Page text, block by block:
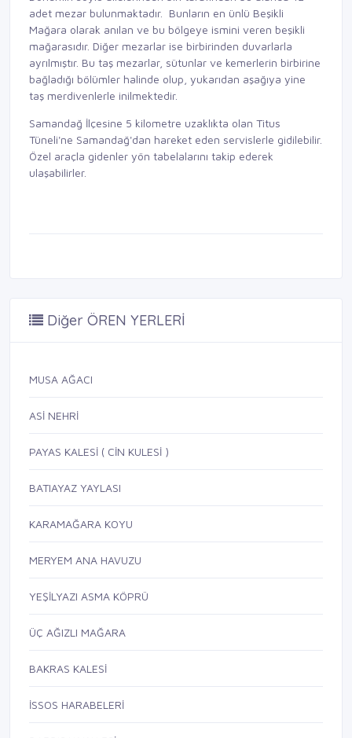
adet mezar bulunmaktadır. Bunların en ünlü Beşikli
Mağara olarak anılan ve bu bölgeye ismini veren beşikli
mağarasıdır. Diğer mezarlar ise birbirinden duvarlarla
ayrılmıştır. Bu taş mezarlar, sütunlar ve kemerlerin birbirine
bağladığı bölümler halinde olup, yukarıdan aşağıya yine
taş merdivenlerle inilmektedir.
Samandağ İlçesine 5 kilometre uzaklıkta olan Titus
Tüneli'ne Samandağ'dan hareket eden servislerle gidilebilir.
Özel araçla gidenler yön tabelalarını takip ederek
ulaşabilirler.
Diğer ÖREN YERLERİ
MUSA AĞACI
ASİ NEHRİ
PAYAS KALESİ ( CİN KULESİ )
BATIAYAZ YAYLASI
KARAMAĞARA KOYU
MERYEM ANA HAVUZU
YEŞİLYAZI ASMA KÖPRÜ
ÜÇ AĞIZLI MAĞARA
BAKRAS KALESİ
İSSOS HARABELERİ